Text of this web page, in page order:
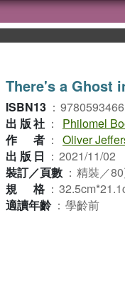
There's a Ghost
ISBN13 ：
出版社 ：
Philomel
作者 ： Oliver
出版日 ： 2021/11/02
裝訂／頁數 ： 精裝／
規格 ：
適讀年齡 ： 學齡前